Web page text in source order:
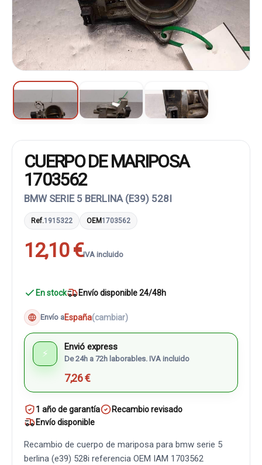
CUERPO DE MARIPOSA
1703562
BMW SERIE 5 BERLINA (E39) 528I
Ref.1915322 OEM1703562
12,10 €IVA incluido
En stock Envío disponible 24/48h
Envío aEspaña(cambiar)
⚡
Envió express
De 24h a 72h laborables. IVA incluido
7,26 €
1 año de garantía
Recambio revisado
Envío disponible
Recambio de cuerpo de mariposa para bmw serie 5
berlina (e39) 528i referencia OEM IAM 1703562